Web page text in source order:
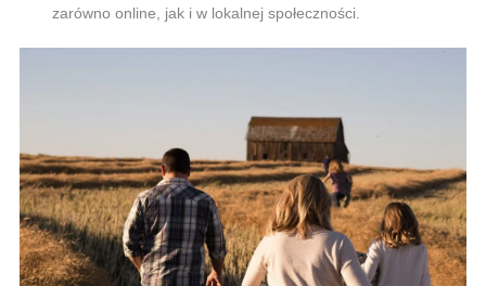
zarówno online, jak i w lokalnej społeczności.